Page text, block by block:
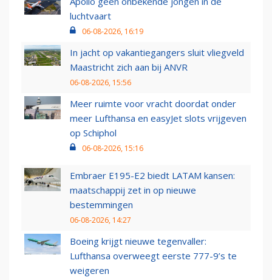
luchtvaart
06-08-2026, 16:19
In jacht op vakantiegangers sluit vliegveld
Maastricht zich aan bij ANVR
06-08-2026, 15:56
Meer ruimte voor vracht doordat onder
meer Lufthansa en easyJet slots vrijgeven
op Schiphol
06-08-2026, 15:16
Embraer E195-E2 biedt LATAM kansen:
maatschappij zet in op nieuwe
bestemmingen
06-08-2026, 14:27
Boeing krijgt nieuwe tegenvaller:
Lufthansa overweegt eerste 777-9’s te
weigeren